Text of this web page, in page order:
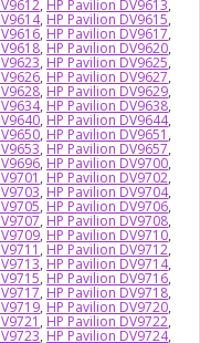
, HP Pavilion DV9613,
, HP Pavilion DV9615,
, HP Pavilion DV9617,
, HP Pavilion DV9620,
, HP Pavilion DV9625,
, HP Pavilion DV9627,
, HP Pavilion DV9629,
, HP Pavilion DV9638,
, HP Pavilion DV9644,
, HP Pavilion DV9651 ,
, HP Pavilion DV9657,
, HP Pavilion DV9700,
, HP Pavilion DV9702,
, HP Pavilion DV9704,
, HP Pavilion DV9706,
, HP Pavilion DV9708,
, HP Pavilion DV9710,
, HP Pavilion DV9712,
, HP Pavilion DV9714,
, HP Pavilion DV9716,
, HP Pavilion DV9718,
, HP Pavilion DV9720,
, HP Pavilion DV9722,
, HP Pavilion DV9724,